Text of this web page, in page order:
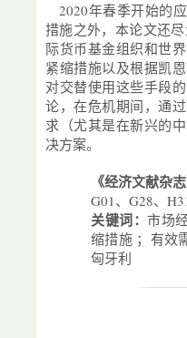
2020年春季开始的
措施之外，本论文还
际货币基金组织和世
紧缩措施以及根据凯
对交替使用这些手段
论，在危机期间，通
求（尤其是在新兴的
决方案。
《经济文献杂
G01、G28、
关键词：市场
缩措施 ；有效
匈牙利